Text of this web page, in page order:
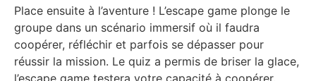
Place ensuite à l’aventure ! L’escape game plonge le
groupe dans un scénario immersif où il faudra
coopérer, réfléchir et parfois se dépasser pour
réussir la mission. Le quiz a permis de briser la glace,
l’escape game testera votre capacité à coopérer.